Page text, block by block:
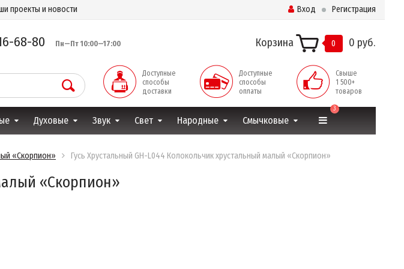
проекты и новости Вход Регистрация
68-80 Пн—Пт 10:00—17:00 Корзина 0 0 руб.
Доступные
способы
доставки
Доступные
способы
оплаты
Свыше
1 500+
товаров
Духовые Звук Свет Народные Смычковые
3
«Скорпион» Гусь Хрустальный GH-L044 Колокольчик хрустальный малый «Скорпион»
«Скорпион»